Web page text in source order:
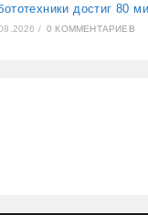
достиг 80
/ 0 КОММЕНТАРИЕВ